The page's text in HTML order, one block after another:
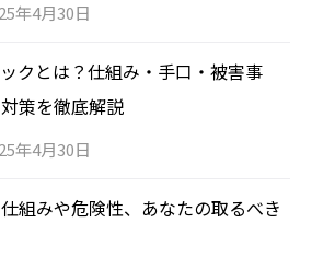
年4月30日
クとは？仕組み・手口・被害事
策を徹底解説
年4月30日
組みや危険性、あなたの取るべき